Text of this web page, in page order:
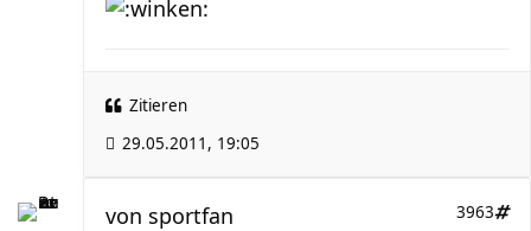
Zitieren
29.05.2011, 19:05
3963
von sportfan